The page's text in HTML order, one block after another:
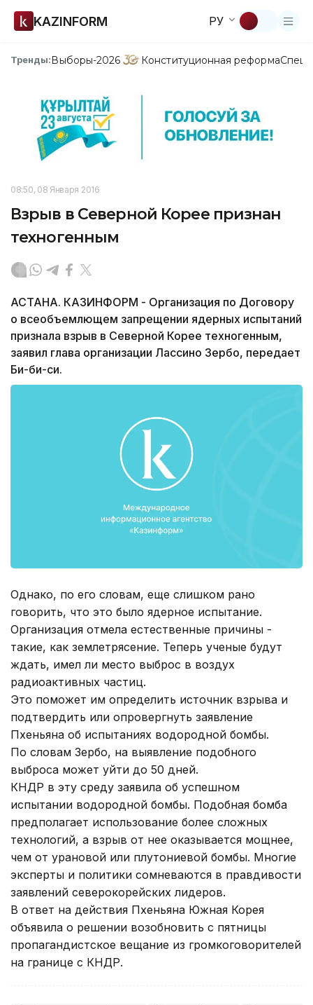
KAZINFORM РУ
Тренды:Выборы-2026 Конституционная реформа
08:50, 08 Января 2016
Взрыв в Северной Корее признан
техногенным
АСТАНА. КАЗИНФОРМ - Организация по Договору
о всеобъемлющем запрещении ядерных испытаний
признала взрыв в Северной Корее техногенным,
заявил глава организации Лассино Зербо, передает
Би-би-си.
Однако, по его словам, еще слишком рано
говорить, что это было ядерное испытание.
Организация отмела естественные причины -
такие, как землетрясение. Теперь ученые будут
ждать, имел ли место выброс в воздух
радиоактивных частиц.
Это поможет им определить источник взрыва и
подтвердить или опровергнуть заявление
Пхеньяна об испытаниях водородной бомбы.
По словам Зербо, на выявление подобного
выброса может уйти до 50 дней.
КНДР в эту среду заявила об успешном
испытании водородной бомбы. Подобная бомба
предполагает использование более сложных
технологий, а взрыв от нее оказывается мощнее,
чем от урановой или плутониевой бомбы. Многие
эксперты и политики сомневаются в правдивости
заявлений северокорейских лидеров.
В ответ на действия Пхеньяна Южная Корея
объявила о решении возобновить с пятницы
пропагандистское вещание из громкоговорителей
на границе с КНДР.